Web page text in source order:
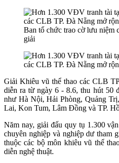
Ban tổ chức trao cờ lưu niệm
giải
Giải Khiêu vũ thể thao các CLB
diễn ra từ ngày 6 - 8.6, thu hút 50
như Hà Nội, Hải Phòng, Quảng
Lai, Kon Tum, Lâm Đồng và TP.
Năm nay, giải đấu quy tụ 1.300
chuyên nghiệp và nghiệp dư tham
thuộc các bộ môn khiêu vũ thể
diễn nghệ thuật.